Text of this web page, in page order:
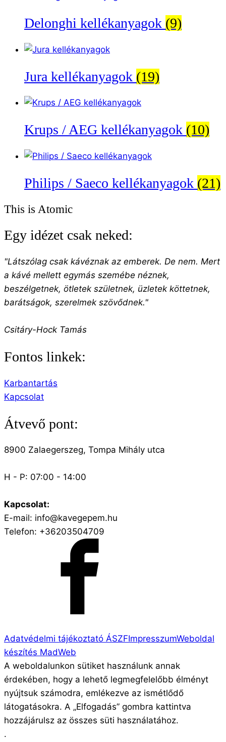
Delonghi kellékanyagok (9)
Jura kellékanyagok (19)
Krups / AEG kellékanyagok (10)
Philips / Saeco kellékanyagok (21)
This is Atomic
Egy idézet csak neked:
"Látszólag csak kávéznak az emberek. De nem. Mert
a kávé mellett egymás szemébe néznek,
beszélgetnek, ötletek születnek, üzletek köttetnek,
barátságok, szerelmek szövődnek."
Csitáry-Hock Tamás
Fontos linkek:
Karbantartás
Kapcsolat
Átvevő pont:
8900 Zalaegerszeg, Tompa Mihály utca
H - P: 07:00 - 14:00
Kapcsolat:
E-mail: info@kavegepem.hu
Telefon: +36203504709
Adatvédelmi tájékoztató ÁSZFImpresszumWeboldal
készítés MadWeb
A weboldalunkon sütiket használunk annak
érdekében, hogy a lehető legmegfelelőbb élményt
nyújtsuk számodra, emlékezve az ismétlődő
látogatásokra. A „Elfogadás” gombra kattintva
hozzájárulsz az összes süti használatához.
.